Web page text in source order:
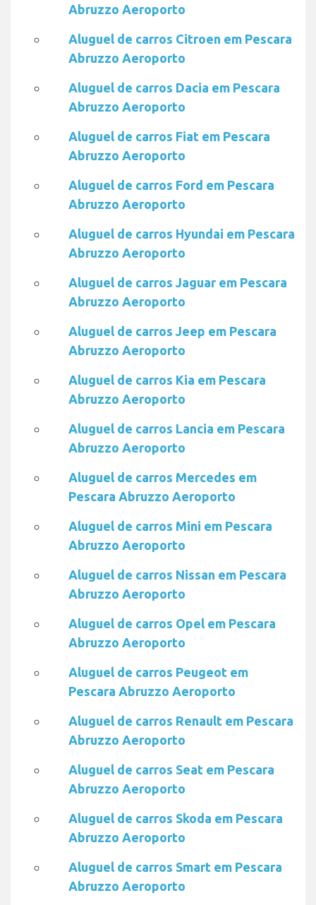
Abruzzo Aeroporto
Aluguel de carros Citroen em Pescara
Abruzzo Aeroporto
Aluguel de carros Dacia em Pescara
Abruzzo Aeroporto
Aluguel de carros Fiat em Pescara
Abruzzo Aeroporto
Aluguel de carros Ford em Pescara
Abruzzo Aeroporto
Aluguel de carros Hyundai em Pescara
Abruzzo Aeroporto
Aluguel de carros Jaguar em Pescara
Abruzzo Aeroporto
Aluguel de carros Jeep em Pescara
Abruzzo Aeroporto
Aluguel de carros Kia em Pescara
Abruzzo Aeroporto
Aluguel de carros Lancia em Pescara
Abruzzo Aeroporto
Aluguel de carros Mercedes em
Pescara Abruzzo Aeroporto
Aluguel de carros Mini em Pescara
Abruzzo Aeroporto
Aluguel de carros Nissan em Pescara
Abruzzo Aeroporto
Aluguel de carros Opel em Pescara
Abruzzo Aeroporto
Aluguel de carros Peugeot em
Pescara Abruzzo Aeroporto
Aluguel de carros Renault em Pescara
Abruzzo Aeroporto
Aluguel de carros Seat em Pescara
Abruzzo Aeroporto
Aluguel de carros Skoda em Pescara
Abruzzo Aeroporto
Aluguel de carros Smart em Pescara
Abruzzo Aeroporto